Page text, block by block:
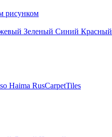
рисунком
Зеленый Синий Красный
Haima RusCarpetTiles